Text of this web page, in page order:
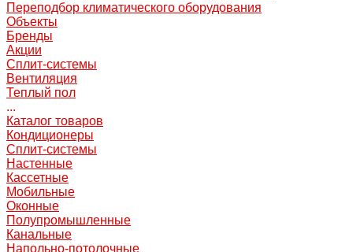
Переподбор климатического оборудования
Объекты
Бренды
Акции
Сплит-системы
Вентиляция
Теплый пол
...
Каталог товаров
Кондиционеры
Сплит-системы
Настенные
Кассетные
Мобильные
Оконные
Полупромышленные
Канальные
Напольно-потолочные